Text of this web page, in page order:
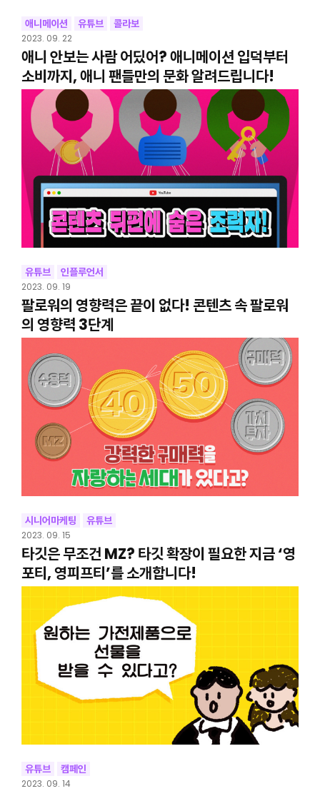
애니메이션 유튜브 콜라보
2023. 09. 22
애니 안보는 사람 어딨어? 애니메이션 입덕부터
소비까지, 애니 팬들만의 문화 알려드립니다!
유튜브 인플루언서
2023. 09. 19
팔로워의 영향력은 끝이 없다! 콘텐츠 속 팔로워
의 영향력 3단계
시니어마케팅 유튜브
2023. 09. 15
타깃은 무조건 MZ? 타깃 확장이 필요한 지금 ‘영
포티, 영피프티’를 소개합니다!
유튜브 캠페인
2023. 09. 14